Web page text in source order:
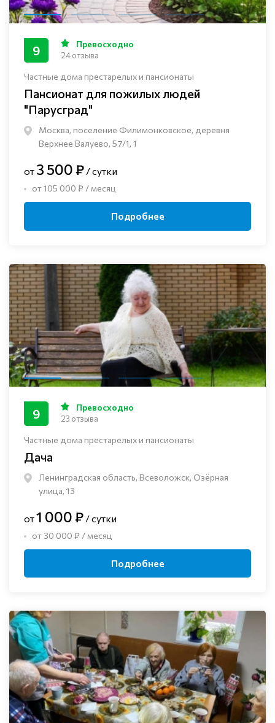
Частные дома престарелых и пансионаты
Пансионат для пожилых людей
"Парусград"
Москва, поселение Филимонковское, деревня
Верхнее Валуево, 57/1, 1
9 Превосходно
24 отзыва
от 3 500 ₽ / сутки
от 105 000 ₽ / месяц
Подробнее
Частные дома престарелых и пансионаты
Дача
Ленинградская область, Всеволожск, Озёрная
улица, 13
9 Превосходно
23 отзыва
от1 000 ₽ / сутки
от 30 000 ₽ / месяц
Подробнее